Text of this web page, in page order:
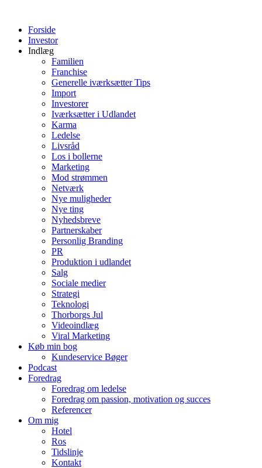
indholdForside
Investor
Indlæg
Familien
Franchise
Generelle iværksætter Tips
Import
Investorer
Iværksætter i Udlandet
Karma
Ledelse
Livsråd
Los i bollerne
Marketing
Mod strømmen
Netværk
Nye muligheder
Nye ting
Nyhedsbreve
Partnerskaber
Personlig Branding
PR
Produktion i udlandet
Salg
Sociale medier
Strategi
Teknologi
Thorborgs Jul
Videoindlæg
Viral Marketing
Køb min bog
Kundeservice Bøger
Podcast
Foredrag
Foredrag om ledelse
Foredrag om passion, motivation og succes
Referencer
Om mig
Hotel
Ros
Tidslinje
Kontakt